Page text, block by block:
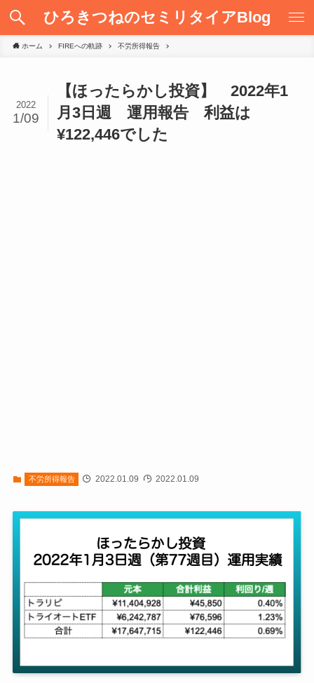
ひろきつねのセミリタイアBlog
ホーム FIREへの軌跡 不労所得報告
【ほったらかし投資】 2022年1
月3日週 運用報告 利益は
¥122,446でした
2022
1/09
不労所得報告 2022.01.09 2022.01.09